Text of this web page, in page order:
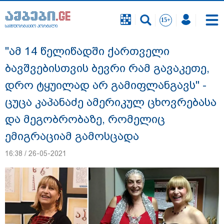
საინფორმაციო პორტალი
"ეს გაფრთხილება უნდა გახდეს
ყველასთვის" - ოკუპირებული აფხაზეთის
ე.წ. საგარეო უწყება გიორგი ბარამიძის
განცხადებასთან დაკავშირებით
საინფორმაციო პორტალი
"ამ 14 წელიწადში ქართველი
ბავშვებისთვის ბევრი რამ გავაკეთე,
დრო ტყუილად არ გამიფლანგავს" -
ცუცა კაპანაძე ამერიკულ ცხოვრებასა
და მეგობრობაზე, რომელიც
ემიგრაციამ გამოსცადა
16:38 / 26-05-2021